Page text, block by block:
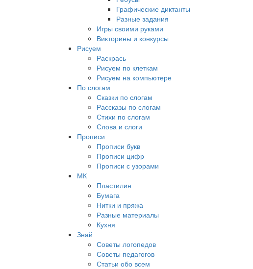
Графические диктанты
Разные задания
Игры своими руками
Викторины и конкурсы
Рисуем
Раскрась
Рисуем по клеткам
Рисуем на компьютере
По слогам
Сказки по слогам
Рассказы по слогам
Стихи по слогам
Слова и слоги
Прописи
Прописи букв
Прописи цифр
Прописи с узорами
МК
Пластилин
Бумага
Нитки и пряжа
Разные материалы
Кухня
Знай
Советы логопедов
Советы педагогов
Статьи обо всем